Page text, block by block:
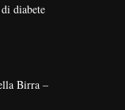
diabete
Birra –